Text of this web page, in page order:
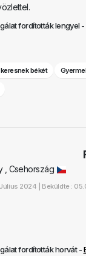
fordították lengyel -
békét
, Csehország
2024 | Beküldte :
fordították horvát -